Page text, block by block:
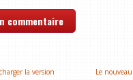
la version
Le